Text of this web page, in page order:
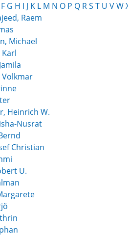
F G H I J K L M N O P Q RS T U VW
Raem
Michael
Heinrich W.
Nusrat
Christian
U.